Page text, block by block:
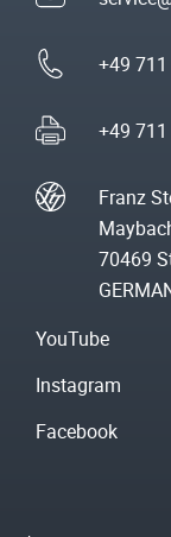
+49
+49
Franz
70469
YouTube
Instagram
Facebook